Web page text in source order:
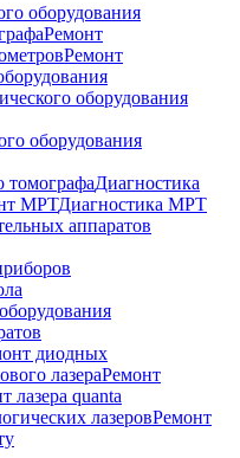
оборудования
Ремонт
Ремонт
оборудования
оборудования
томографаДиагностика
МРТДиагностика МРТ
аппаратов
диодных
лазераРемонт
лазера quanta
лазеровРемонт